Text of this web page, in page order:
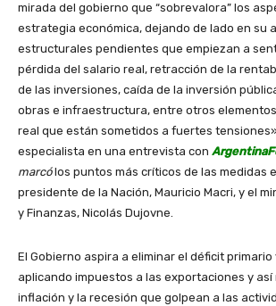
mirada del gobierno que “sobrevalora” los
estrategia económica, dejando de lado en su
estructurales pendientes que empiezan a
pérdida del salario real, retracción de la
de las inversiones, caída de la inversión
obras e infraestructura, entre otros
real que están sometidos a fuertes
especialista en una entrevista con
marcólos puntos más críticos de las medidas
presidente de la Nación, Mauricio Macri, y el
y Finanzas, Nicolás Dujovne.
El Gobierno aspira a eliminar el déficit primario
aplicando impuestos a las exportaciones y así
inflación y la recesión que golpean a las